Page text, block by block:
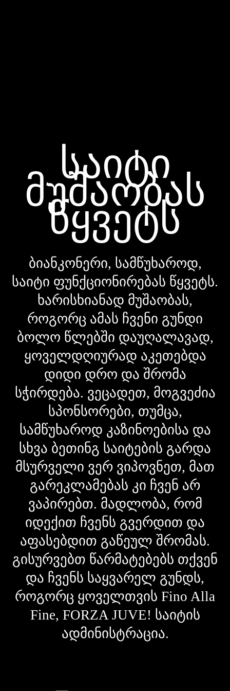
საიტი
მუშაობას
წყვეტს
ბიანკონერი, სამწუხაროდ,
საიტი ფუნქციონირებას წყვეტს.
ხარისხიანად მუშაობას,
როგორც ამას ჩვენი გუნდი
ბოლო წლებში დაუღალავად,
ყოველდღიურად აკეთებდა
დიდი დრო და შრომა
სჭირდება. ვეცადეთ, მოგვეძია
სპონსორები, თუმცა,
სამწუხაროდ კაზინოებისა და
სხვა ბეთინგ საიტების გარდა
მსურველი ვერ ვიპოვნეთ, მათ
გარეკლამებას კი ჩვენ არ
ვაპირებთ. მადლობა, რომ
იდექით ჩვენს გვერდით და
აფასებდით გაწეულ შრომას.
გისურვებთ წარმატებებს თქვენ
და ჩვენს საყვარელ გუნდს,
როგორც ყოველთვის Fino Alla
Fine, FORZA JUVE! საიტის
ადმინისტრაცია.